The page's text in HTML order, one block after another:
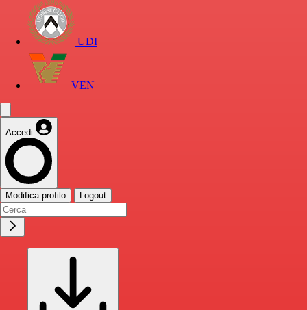
UDI
VEN
Accedi
Modifica profilo Logout